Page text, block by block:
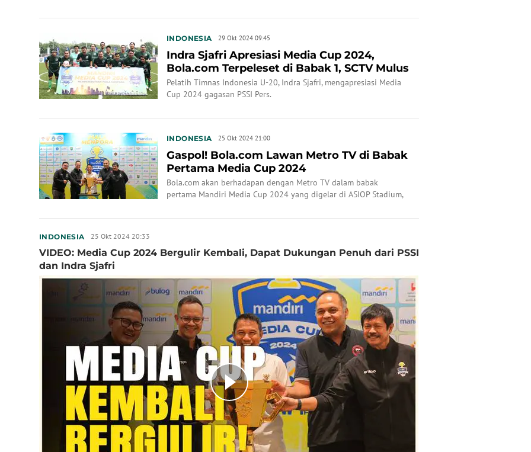
INDONESIA 29 Okt 2024 09:45
Indra Sjafri Apresiasi Media Cup 2024,
Bola.com Terpeleset di Babak 1, SCTV Mulus
Pelatih Timnas Indonesia U-20, Indra Sjafri, mengapresiasi Media
Cup 2024 gagasan PSSI Pers.
INDONESIA 25 Okt 2024 21:00
Gaspol! Bola.com Lawan Metro TV di Babak
Pertama Media Cup 2024
Bola.com akan berhadapan dengan Metro TV dalam babak
pertama Mandiri Media Cup 2024 yang digelar di ASIOP Stadium,
INDONESIA 25 Okt 2024 20:33
VIDEO: Media Cup 2024 Bergulir Kembali, Dapat Dukungan Penuh dari PSSI
dan Indra Sjafri